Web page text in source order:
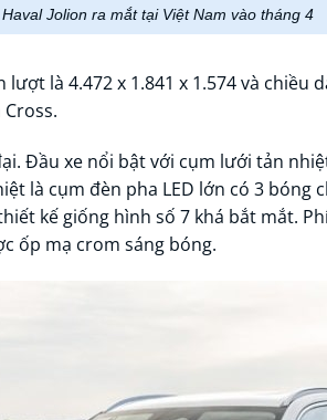
Haval Jolion ra mắt tại Việt Nam vào tháng 4
là 4.472 x 1.841 x 1.574 và chiều
Đầu xe nổi bật với cụm lưới tản
là cụm đèn pha LED lớn có 3 bóng
kế giống hình số 7 khá bắt mắt.
ốp mạ crom sáng bóng.